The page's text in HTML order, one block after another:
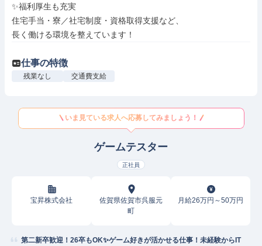
✨福利厚生も充実
住宅手当・寮／社宅制度・資格取得支援など、
長く働ける環境を整えています！
仕事の特徴
残業なし 交通費支給
いま見ている求人へ応募してみましょう！
ゲームテスター
正社員
宝昇株式会社
佐賀県佐賀市呉服元
町
月給26万円～50万円
第二新卒歓迎！26卒もOK✨ゲーム好きが活かせる仕事！未経験からIT